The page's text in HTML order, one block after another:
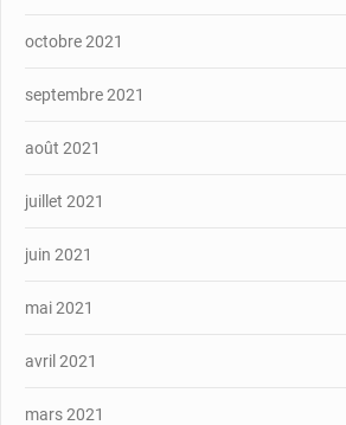
octobre 2021
septembre 2021
août 2021
juillet 2021
juin 2021
mai 2021
avril 2021
mars 2021